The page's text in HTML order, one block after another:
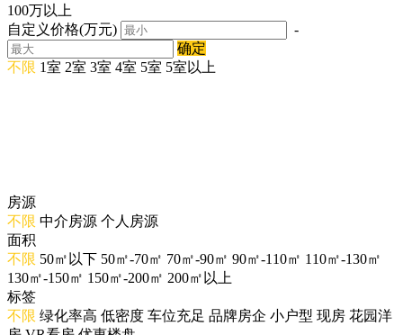
100万以上
自定义价格(万元)
-
确定
不限 1室 2室 3室 4室 5室 5室以上
房源
不限 中介房源 个人房源
面积
不限 50㎡以下 50㎡-70㎡ 70㎡-90㎡ 90㎡-110㎡ 110㎡-130㎡
130㎡-150㎡ 150㎡-200㎡ 200㎡以上
标签
不限 绿化率高 低密度 车位充足 品牌房企 小户型 现房 花园洋